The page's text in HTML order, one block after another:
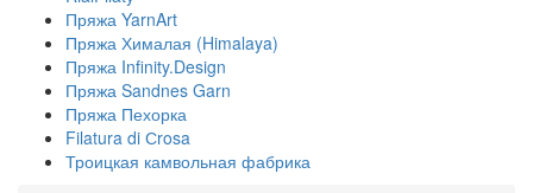
Пряжа YarnArt
Пряжа Хималая (Himalaya)
Пряжа Infinity.Design
Пряжа Sandnes Garn
Пряжа Пехорка
Filatura di Сrosa
Троицкая камвольная фабрика